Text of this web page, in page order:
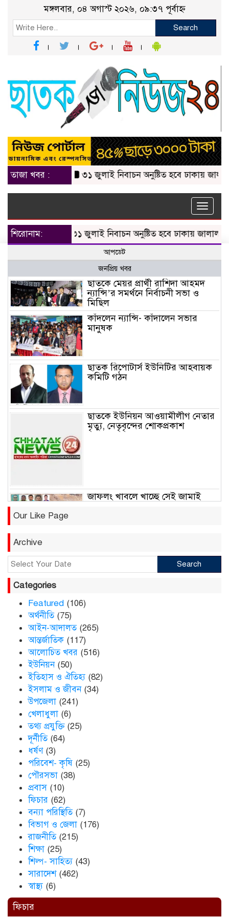
মঙ্গলবার, ০৪ অগাস্ট ২০২৬, ০৯:৩৭ পূর্বাহ্ন
Search
তাজা খবর : ৩১ জুলাই নিবাচন অনু‌ষ্টিত হ‌বে ঢাকায় জালালাবাদ
Toggle
শিরোনাম:
৩১ জুলাই নিবাচন অনু‌ষ্টিত হ‌বে ঢাকায় জালালাবাদ
আপডেট
জনপ্রিয় খবর
ছাতকে মেয়র প্রার্থী রাশিদা আহমদ
ন্যান্সি’র সমর্থনে নির্বাচনী সভা ও
মিছিল
কাঁদলেন ন্যান্সি- কাঁদালেন সভার
মানুষক
ছাতক রিপোটার্স ইউনিটির আহবায়ক
কমিটি গঠন
ছাতকে ইউনিয়ন আওয়ামীলীগ নেতার
মৃত্যু, নেতৃবৃন্দের শোকপ্রকাশ
জাফলং খাবলে খাচ্ছে সেই জামাই
শীতবস্ত্র বিতরণ
নিরব
ছাতকে এক স্কুল ছাত্রী পাশবিকতার
Our Like Page
Archive
Search
Categories
Featured (106)
অর্থনীতি(75)
আইন-আদালত(265)
আন্তর্জাতিক (117)
আলোচিত খবর (516)
ইউনিয়ন(50)
ইতিহাস ও ঐতিহ্য (82)
ইসলাম ও জীবন(34)
উপজেলা (241)
খেলাধুলা (6)
তথ্য প্রযুক্তি(25)
দূর্নীতি(64)
ধর্ষণ(3)
পরিবেশ- কৃষি (25)
পৌরসভা (38)
প্রবাস (10)
ফিচার (62)
বন্যা পরিস্থিতি(7)
বিভাগ ও জেলা (176)
রাজনীতি(215)
শিক্ষা (25)
শিল্প- সাহিত্য (43)
সারাদেশ(462)
স্বাস্থ্য (6)
ফিচার